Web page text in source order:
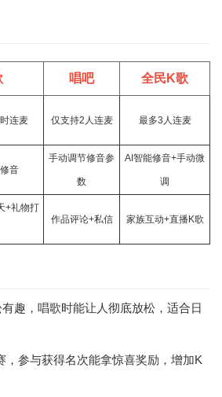
唱吧 全民K歌
连麦 仅支持2人连麦 最多3人连麦
音
手动调节修音参
数
AI智能修音+手动微
调
+礼物打
作品评论+私信 家族互动+直播K歌
趣，唱歌时能让人彻底放松，适合日
，参与获得名次能拿惊喜奖励，增加K